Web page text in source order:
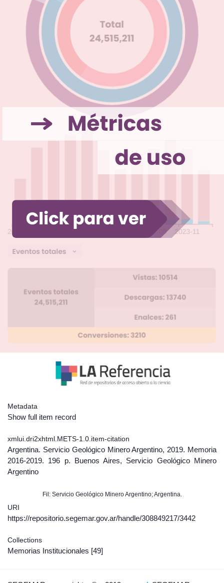
Metadata
Show full item record
xmlui.dri2xhtml.METS-1.0.item-citation
Argentina. Servicio Geológico Minero Argentino, 2019. Memoria
2016-2019. 196 p. Buenos Aires, Servicio Geológico Minero
Argentino
Fil: Servicio Geológico Minero Argentino; Argentina.
URI
https://repositorio.segemar.gov.ar/handle/308849217/3442
Collections
Memorias Institucionales [49]